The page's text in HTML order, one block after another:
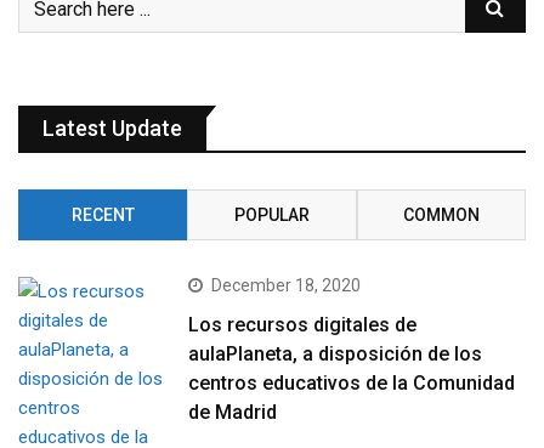
Latest Update
RECENT POPULAR COMMON
December 18, 2020
Los recursos digitales de
aulaPlaneta, a disposición de los
centros educativos de la Comunidad
de Madrid